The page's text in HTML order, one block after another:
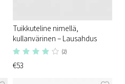
Tuikkuteline nimellä,
kullanvärinen – Lausahdus
(2)
€53